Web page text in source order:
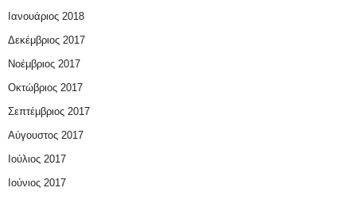
Ιανουάριος 2018
Δεκέμβριος 2017
Νοέμβριος 2017
Οκτώβριος 2017
Σεπτέμβριος 2017
Αύγουστος 2017
Ιούλιος 2017
Ιούνιος 2017